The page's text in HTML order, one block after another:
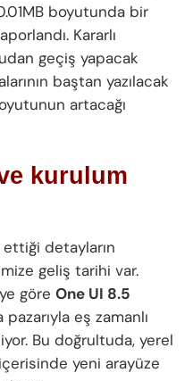
boyutunda bir
Kararlı
geçiş yapacak
baştan yazılacak
artacağı
kurulum
ettiği detayların
geliş tarihi var.
göre One UI 8.5
eş zamanlı
Bu doğrultuda, yerel
yeni arayüze